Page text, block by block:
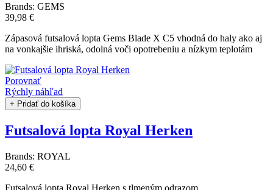
Brands: GEMS
39,98 €
Zápasová futsalová lopta Gems Blade X C5 vhodná do haly ako aj
na vonkajšie ihriská, odolná voči opotrebeniu a nízkym teplotám
Porovnať
Rýchly náhľad
+ Pridať do košíka
Futsalová lopta Royal Herken
Brands: ROYAL
24,60 €
Futsalová lopta Royal Herken s tlmeným odrazom